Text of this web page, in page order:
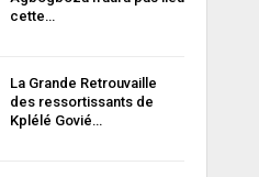
cette…
La Grande Retrouvaille
des ressortissants de
Kplélé Govié…